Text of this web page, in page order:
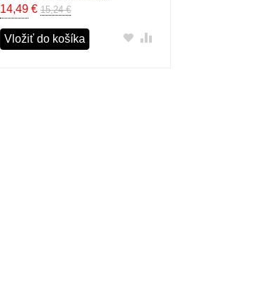
14,49€ 15,24 €
Vložiť do košíka